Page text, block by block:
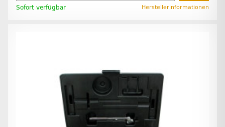
Sofort verfügbar Herstellerinformationen